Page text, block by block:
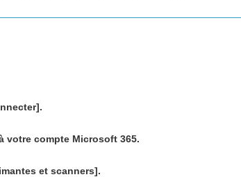
votre compte Microsoft 365.
et scanners].